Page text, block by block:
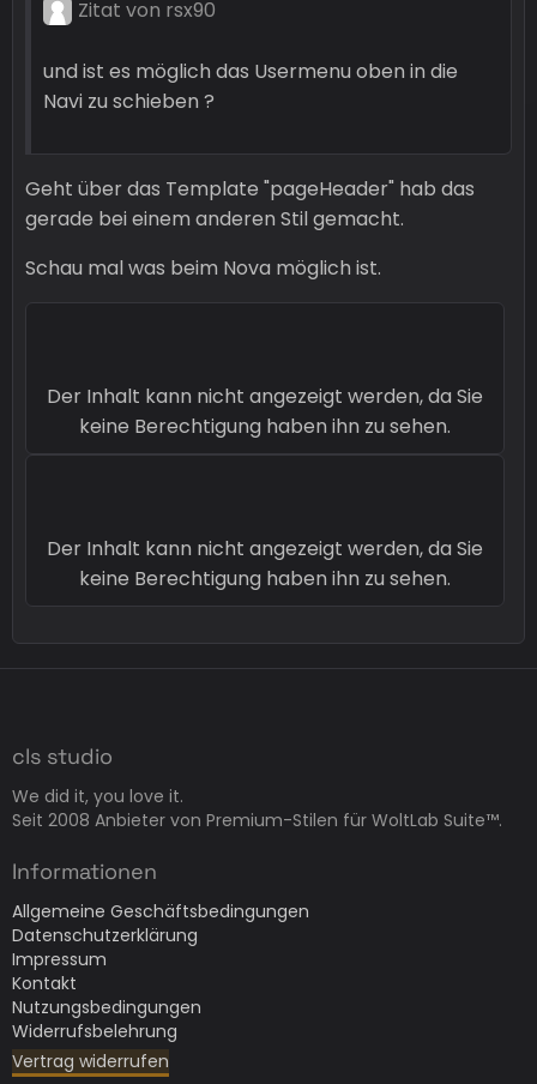
Zitat von rsx90
und ist es möglich das Usermenu oben in die
Navi zu schieben ?
Geht über das Template "pageHeader" hab das
gerade bei einem anderen Stil gemacht.
Schau mal was beim Nova möglich ist.
Der Inhalt kann nicht angezeigt werden, da Sie
keine Berechtigung haben ihn zu sehen.
Der Inhalt kann nicht angezeigt werden, da Sie
keine Berechtigung haben ihn zu sehen.
cls studio
We did it, you love it.
Seit 2008 Anbieter von Premium-Stilen für WoltLab Suite™.
Informationen
Allgemeine Geschäftsbedingungen
Datenschutzerklärung
Impressum
Kontakt
Nutzungsbedingungen
Widerrufsbelehrung
Vertrag widerrufen